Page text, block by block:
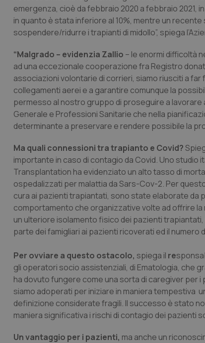
emergenza, cioè da febbraio 2020 a febbraio 2021,
in quanto è stata inferiore al 10%, mentre un
sospendere/ridurre i trapianti di midollo”, spiega
“Malgrado – evidenzia Zallio – le enormi difficoltà
ad una eccezionale cooperazione fra Registro
associazioni volontarie di corrieri, siamo riusciti a
collegamenti aerei e a garantire comunque la
permesso al nostro gruppo di proseguire a
Generale e Professioni Sanitarie che nella
determinante a preservare e rendere possibile la
Ma quali connessioni tra trapianto e Covid?
importante in caso di contagio da Covid. Uno studio
Transplantation ha evidenziato un alto tasso di
ospedalizzati per malattia da Sars-Cov-2. Per
cura ai pazienti trapiantati, sono state elaborate da
comportamento che organizzative volte ad offrire
un ulteriore isolamento fisico dei pazienti
parte dei famigliari ai pazienti ricoverati ed il
Per ovviare a questo ostacolo, spiega il re
gli operatori socio assistenziali, di Ematologia, che
ha dovuto fungere come una sorta di caregiver per
siamo adoperati per iniziare in maniera tempestiva
definizione considerate fragili. Il successo è stato
maniera significativa i rischi di contagio dei pazienti
Un vantaggio per i pazienti, ma anche un